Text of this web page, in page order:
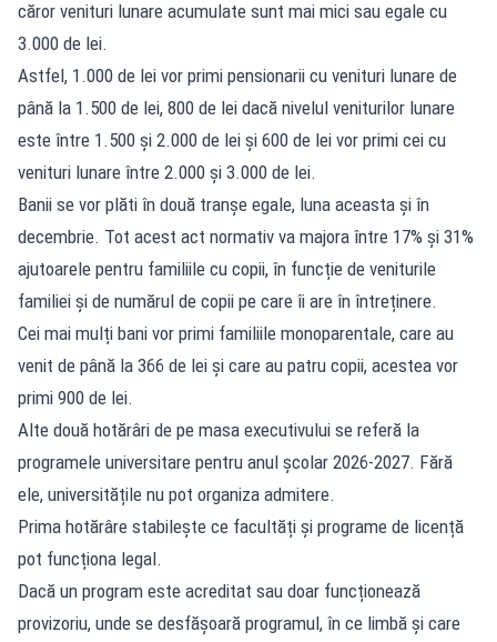
căror venituri lunare acumulate sunt mai mici sau egale cu
3.000 de lei.
Astfel, 1.000 de lei vor primi pensionarii cu venituri lunare de
până la 1.500 de lei, 800 de lei dacă nivelul veniturilor lunare
este între 1.500 și 2.000 de lei și 600 de lei vor primi cei cu
venituri lunare între 2.000 și 3.000 de lei.
Banii se vor plăti în două tranșe egale, luna aceasta și în
decembrie. Tot acest act normativ va majora între 17% și 31%
ajutoarele pentru familiile cu copii, în funcție de veniturile
familiei și de numărul de copii pe care îi are în întreținere.
Cei mai mulți bani vor primi familiile monoparentale, care au
venit de până la 366 de lei și care au patru copii, acestea vor
primi 900 de lei.
Alte două hotărâri de pe masa executivului se referă la
programele universitare pentru anul școlar 2026-2027. Fără
ele, universitățile nu pot organiza admitere.
Prima hotărâre stabilește ce facultăți și programe de licență
pot funcționa legal.
Dacă un program este acreditat sau doar funcționează
provizoriu, unde se desfășoară programul, în ce limbă și care